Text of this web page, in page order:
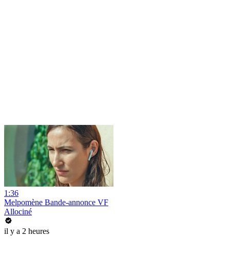
1:36
Melpomène Bande-annonce VF
Allociné
il y a 2 heures